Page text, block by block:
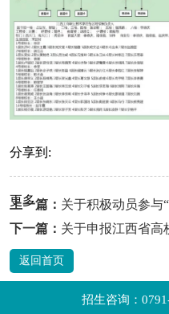
分享到:
更多
上一篇：
下一篇：
返回首页
招生咨询：